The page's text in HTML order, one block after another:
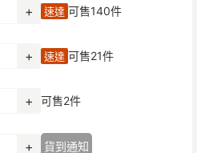
+ 速達 可售140件
+ 速達 可售21件
+ 可售2件
+ 貨到通知